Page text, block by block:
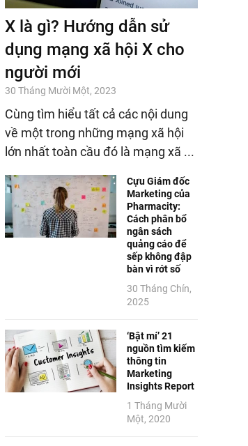
X là gì? Hướng dẫn sử
dụng mạng xã hội X cho
người mới
30 Tháng Mười Một, 2023
Cùng tìm hiểu tất cả các nội dung
về một trong những mạng xã hội
lớn nhất toàn cầu đó là mạng xã ...
Cựu Giám đốc
Marketing của
Pharmacity:
Cách phân bổ
ngân sách
quảng cáo để
sếp không đập
bàn vì rớt số
30 Tháng Chín,
2025
‘Bật mí’ 21
nguồn tìm kiếm
thông tin
Marketing
Insights Report
1 Tháng Mười
Một, 2020